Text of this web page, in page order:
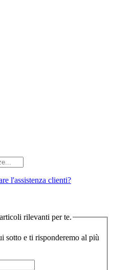
l'assistenza clienti?
rilevanti per te.
sotto e ti risponderemo al più